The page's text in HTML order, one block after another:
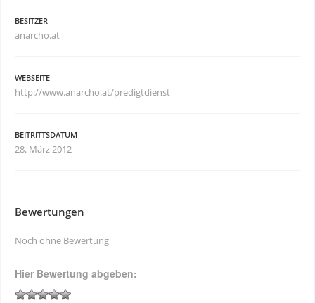
BESITZER
anarcho.at
WEBSEITE
http://www.anarcho.at/predigtdienst
BEITRITTSDATUM
28. März 2012
Bewertungen
Noch ohne Bewertung
Hier Bewertung abgeben: